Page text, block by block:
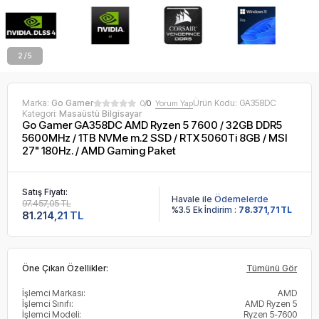
2 / 5
Marka: Go Gamer 0/0 Yorum YapÜrün Kodu: GA358DC
Kategori: Masaüstü Bilgisayar
Go Gamer GA358DC AMD Ryzen 5 7600 / 32GB DDR5
5600MHz / 1TB NVMe m.2 SSD / RTX 5060Ti 8GB / MSI
27" 180Hz. / AMD Gaming Paket
Satış Fiyatı:
81.214,21 TL
97.457,05 TL
Havale ile Ödemelerde
%3.5 Ek İndirim : 78.371,71 TL
Öne Çıkan Özellikler: Tümünü Gör
İşlemci Markası:
AMD
İşlemci Sınıfı:
AMD Ryzen 5
İşlemci Modeli:
Ryzen 5-7600